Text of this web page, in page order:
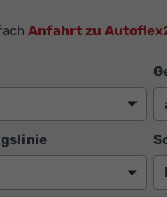
Anfahrt zu